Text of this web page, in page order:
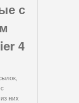
с
4
них